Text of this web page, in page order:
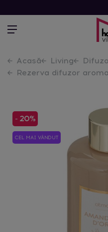
Acasă Living
Rezerva difuzor
- 20%
CEL MAI VÂNDUT